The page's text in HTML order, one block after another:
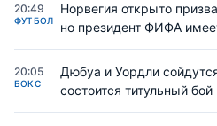
20:49
ФУТБОЛ
Норвегия открыто
но президент ФИФА
20:05
БОКС
Дюбуа и Уордли
состоится титульный бой